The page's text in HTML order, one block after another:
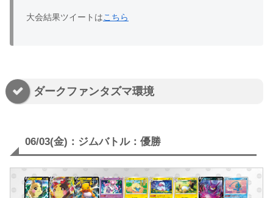
大会結果ツイートはこちら
ダークファンタズマ環境
06/03(金)：ジムバトル：優勝